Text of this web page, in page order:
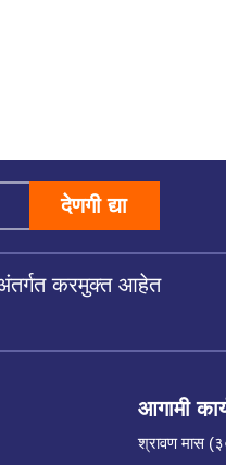
देणगी द्या
अंतर्गत करमुक्त आहेत
आगामी
श्रावण मास